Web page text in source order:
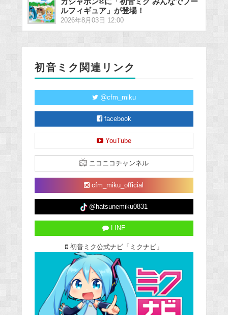
ルフィギュア」が登場！
2026年8月03日 12:00
初音ミク関連リンク
@cfm_miku
facebook
YouTube
ニコニコチャンネル
cfm_miku_official
@hatsunemiku0831
LINE
初音ミク公式ナビ「ミクナビ」